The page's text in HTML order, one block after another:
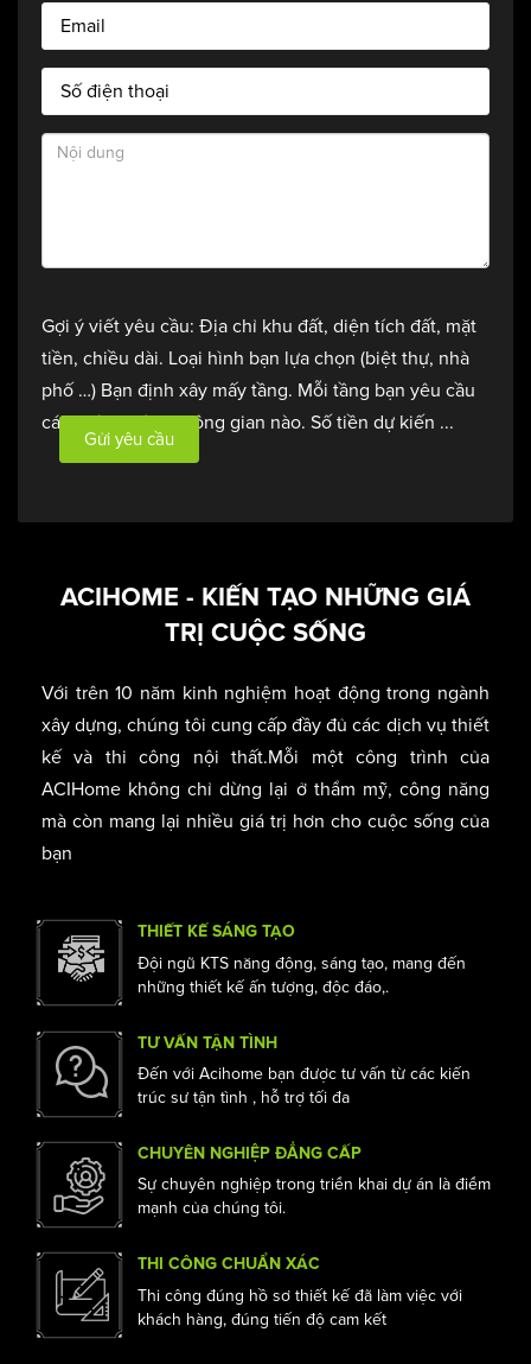
Gợi ý viết yêu cầu: Địa chỉ khu đất, diện tích đất, mặt
tiền, chiều dài. Loại hình bạn lựa chọn (biệt thự, nhà
phố …) Bạn định xây mấy tầng. Mỗi tầng bạn yêu cầu
các phòng nào, không gian nào. Số tiền dự kiến ...
Gửi yêu cầu
ACIHOME - KIẾN TẠO NHỮNG GIÁ
TRỊ CUỘC SỐNG
Với trên 10 năm kinh nghiệm hoạt động trong ngành
xây dựng, chúng tôi cung cấp đầy đủ các dịch vụ thiết
kế và thi công nội thất.Mỗi một công trình của
ACIHome không chỉ dừng lại ở thẩm mỹ, công năng
mà còn mang lại nhiều giá trị hơn cho cuộc sống của
bạn
THIẾT KẾ SÁNG TẠO
Đội ngũ KTS năng động, sáng tạo, mang đến
những thiết kế ấn tượng, độc đáo,.
TƯ VẤN TẬN TÌNH
Đến với Acihome bạn được tư vấn từ các kiến
trúc sư tận tình , hỗ trợ tối đa
CHUYÊN NGHIỆP ĐẲNG CẤP
Sự chuyên nghiệp trong triển khai dự án là điểm
mạnh của chúng tôi.
THI CÔNG CHUẨN XÁC
Thi công đúng hồ sơ thiết kế đã làm việc với
khách hàng, đúng tiến độ cam kết